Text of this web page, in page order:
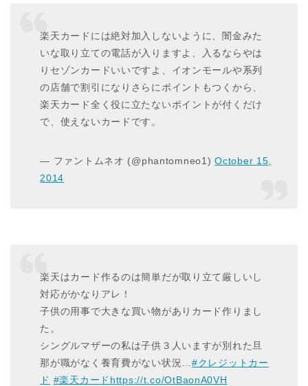
楽天カードには絶対加入しないように、闇金みた
いな取り立ての電話が入りますよ、入るならやは
りセゾンカードいいですよ、イオンモールや系列
の店舗で割引になりさらにポイントもつくから、
楽天カード全く役に立たないポイントが付くだけ
で、使えないカードです。
— ファントムネオ (@phantomneo1)October 15,
2014
楽天はカード作るのは簡単だが取り立て厳しいし
対応がかなりアレ！
子供の用事で大きな買い物がありカード作りまし
た。
シングルマザーの私は子供３人いますが別れた旦
那が職がなく養育費がない状況… #クレジットカー
ド #楽天カード https://t.co/OtBaonA0VH